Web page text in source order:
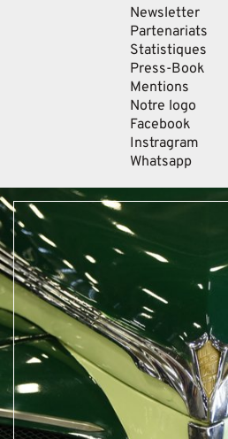
Newsletter
Partenariats
Statistiques
Press-Book
Mentions
Notre logo
Facebook
Instragram
Whatsapp